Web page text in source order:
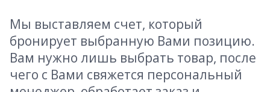
Мы выставляем счет, который
бронирует выбранную Вами позицию.
Вам нужно лишь выбрать товар, после
чего с Вами свяжется персональный